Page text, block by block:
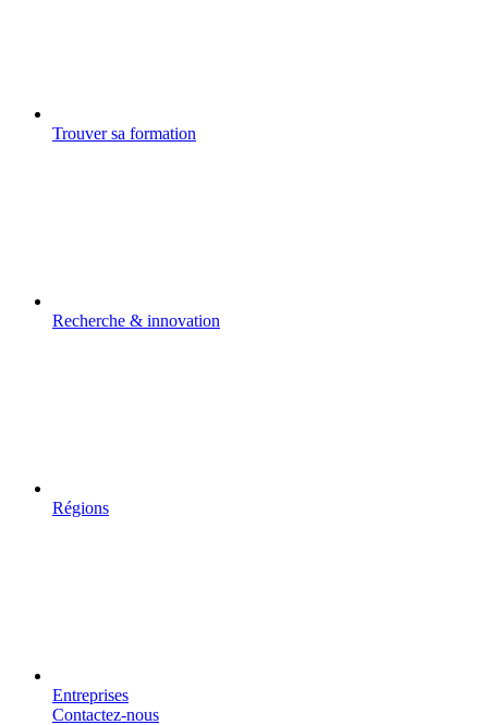
Trouver sa formation
Recherche & innovation
Régions
Entreprises
Contactez-nous